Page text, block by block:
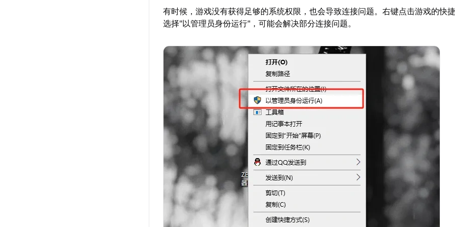
有时候，游戏没有获得足够的系统权限，也会导致连接问题。右键点击游戏的快捷
选择"以管理员身份运行"，可能会解决部分连接问题。